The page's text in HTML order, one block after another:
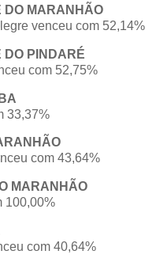
DO MARANHÃO
venceu com 52,14%
DO PINDARÉ
com 52,75%
33,37%
com 43,64%
MARANHÃO
100,00%
com 40,64%